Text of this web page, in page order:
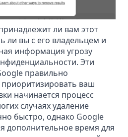
ли вам этот
ли вы с его владельцем и
информация угрозу
. Эти
правильно
ваш
начинается процесс
случаях удаление
быстро, однако Google
дополнительное время для